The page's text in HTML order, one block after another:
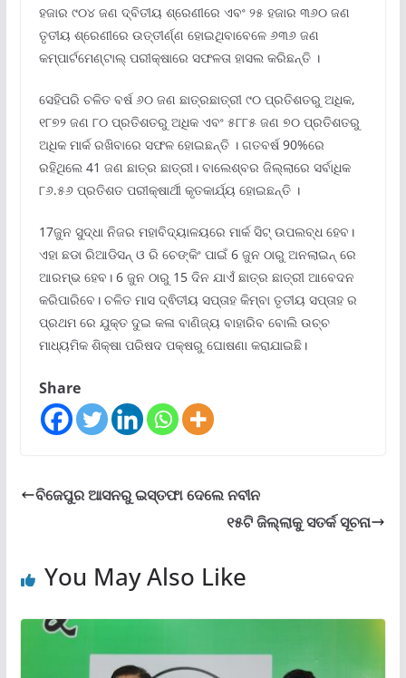
ହଜାର ୯୦୪ ଜଣ ଦ୍ବିତୀୟ ଶ୍ରେଣୀରେ ଏବଂ ୨୫ ହଜାର ୩୬୦ ଜଣ
ତୃତୀୟ ଶ୍ରେଣୀରେ ଉତ୍ତୀର୍ଣ୍ଣ ହୋଇଥିବାବେଳେ ୬୩୬ ଜଣ
କମ୍ପାର୍ଟମେଣ୍ଟାଲ୍‌ ପରୀକ୍ଷାରେ ସଫଳତା ହାସଲ କରିଛନ୍ତି ।
ସେହିପରି ଚଳିତ ବର୍ଷ ୬୦ ଜଣ ଛାତ୍ରଛାତ୍ରୀ ୯୦ ପ୍ରତିଶତରୁ ଅଧିକ,
୧୮୭୨ ଜଣ ୮୦ ପ୍ରତିଶତରୁ ଅଧିକ ଏବଂ ୫୮୮୫ ଜଣ ୭୦ ପ୍ରତିଶତରୁ
ଅଧିକ ମାର୍କ ରଖିବାରେ ସଫଳ ହୋଇଛନ୍ତି । ଗତବର୍ଷ 90%ରେ
ରହିଥିଲେ 41 ଜଣ ଛାତ୍ର ଛାତ୍ରୀ। ବାଲେଶ୍ବର ଜିଲ୍ଲାରେ ସର୍ବାଧିକ
୮୬.୫୬ ପ୍ରତିଶତ ପରୀକ୍ଷାର୍ଥୀ କୃତକାର୍ଯ୍ୟ ହୋଇଛନ୍ତି ।
17ଜୁନ ସୁଦ୍ଧା ନିଜର ମହାବିଦ୍ୟାଳୟରେ ମାର୍କ ସିଟ୍ ଉପଲବ୍ଧ ହେବ।
ଏହା ଛଡା ରିଆଡିସନ୍ ଓ ରି ଚେଙ୍କିଂ ପାଇଁ 6 ଜୁନ ଠାରୁ ଅନଲାଇନ୍ ରେ
ଆରମ୍ଭ ହେବ। 6 ଜୁନ ଠାରୁ 15 ଦିନ ଯାଏଁ ଛାତ୍ର ଛାତ୍ରୀ ଆବେଦନ
କରିପାରିବେ। ଚଳିତ ମାସ ଦ୍ଵିତୀୟ ସପ୍ତାହ କିମ୍ବା ତୃତୀୟ ସପ୍ତାହ ର
ପ୍ରଥମ ରେ ଯୁକ୍ତ ଦୁଇ କଳା ବାଣିଜ୍ୟ ବାହାରିବ ବୋଲି ଉଚ୍ଚ
ମାଧ୍ୟମିକ ଶିକ୍ଷା ପରିଷଦ ପକ୍ଷରୁ ଘୋଷଣା କରାଯାଇଛି।
Share
ବିଜେପୁର ଆସନରୁ ଇସ୍ତଫା ଦେଲେ ନବୀନ
୧୫ଟି ଜିଲ୍ଲାକୁ ସତର୍କ ସୂଚନା
You May Also Like